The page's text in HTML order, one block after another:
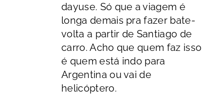
dayuse. Só que a viagem é
longa demais pra fazer bate-
volta a partir de Santiago de
carro. Acho que quem faz isso
é quem está indo para
Argentina ou vai de
helicóptero.